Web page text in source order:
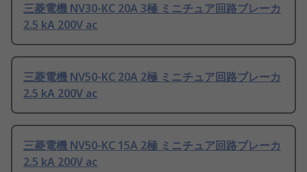
三菱電機 NV30-KC 20A 3極 ミニチュア回路ブレーカ
2.5 kA 200V ac
三菱電機 NV50-KC 20A 2極 ミニチュア回路ブレーカ
2.5 kA 200V ac
三菱電機 NV50-KC 15A 2極 ミニチュア回路ブレーカ
2.5 kA 200V ac